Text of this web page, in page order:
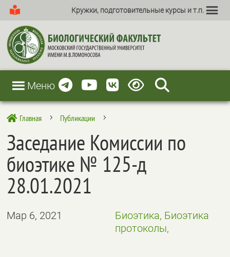
Кружки, подготовительные курсы и т.п.
Меню
 Главная 5 Публикации 5
Заседание Комиссии по
биоэтике № 125-д
28.01.2021
Мар 6, 2021
Биоэтика, Биоэтика
протоколы,